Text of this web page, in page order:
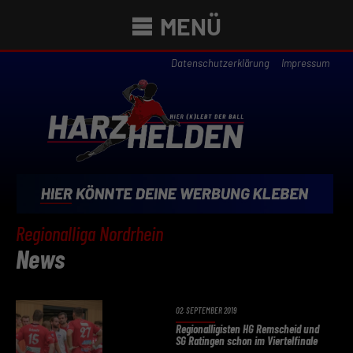
MENÜ
Datenschutzerklärung Impressum
Regionalliga Nordrhein
News
02. SEPTEMBER 2019
Regionalligisten HG Remscheid und
SG Ratingen schon im Viertelfinale